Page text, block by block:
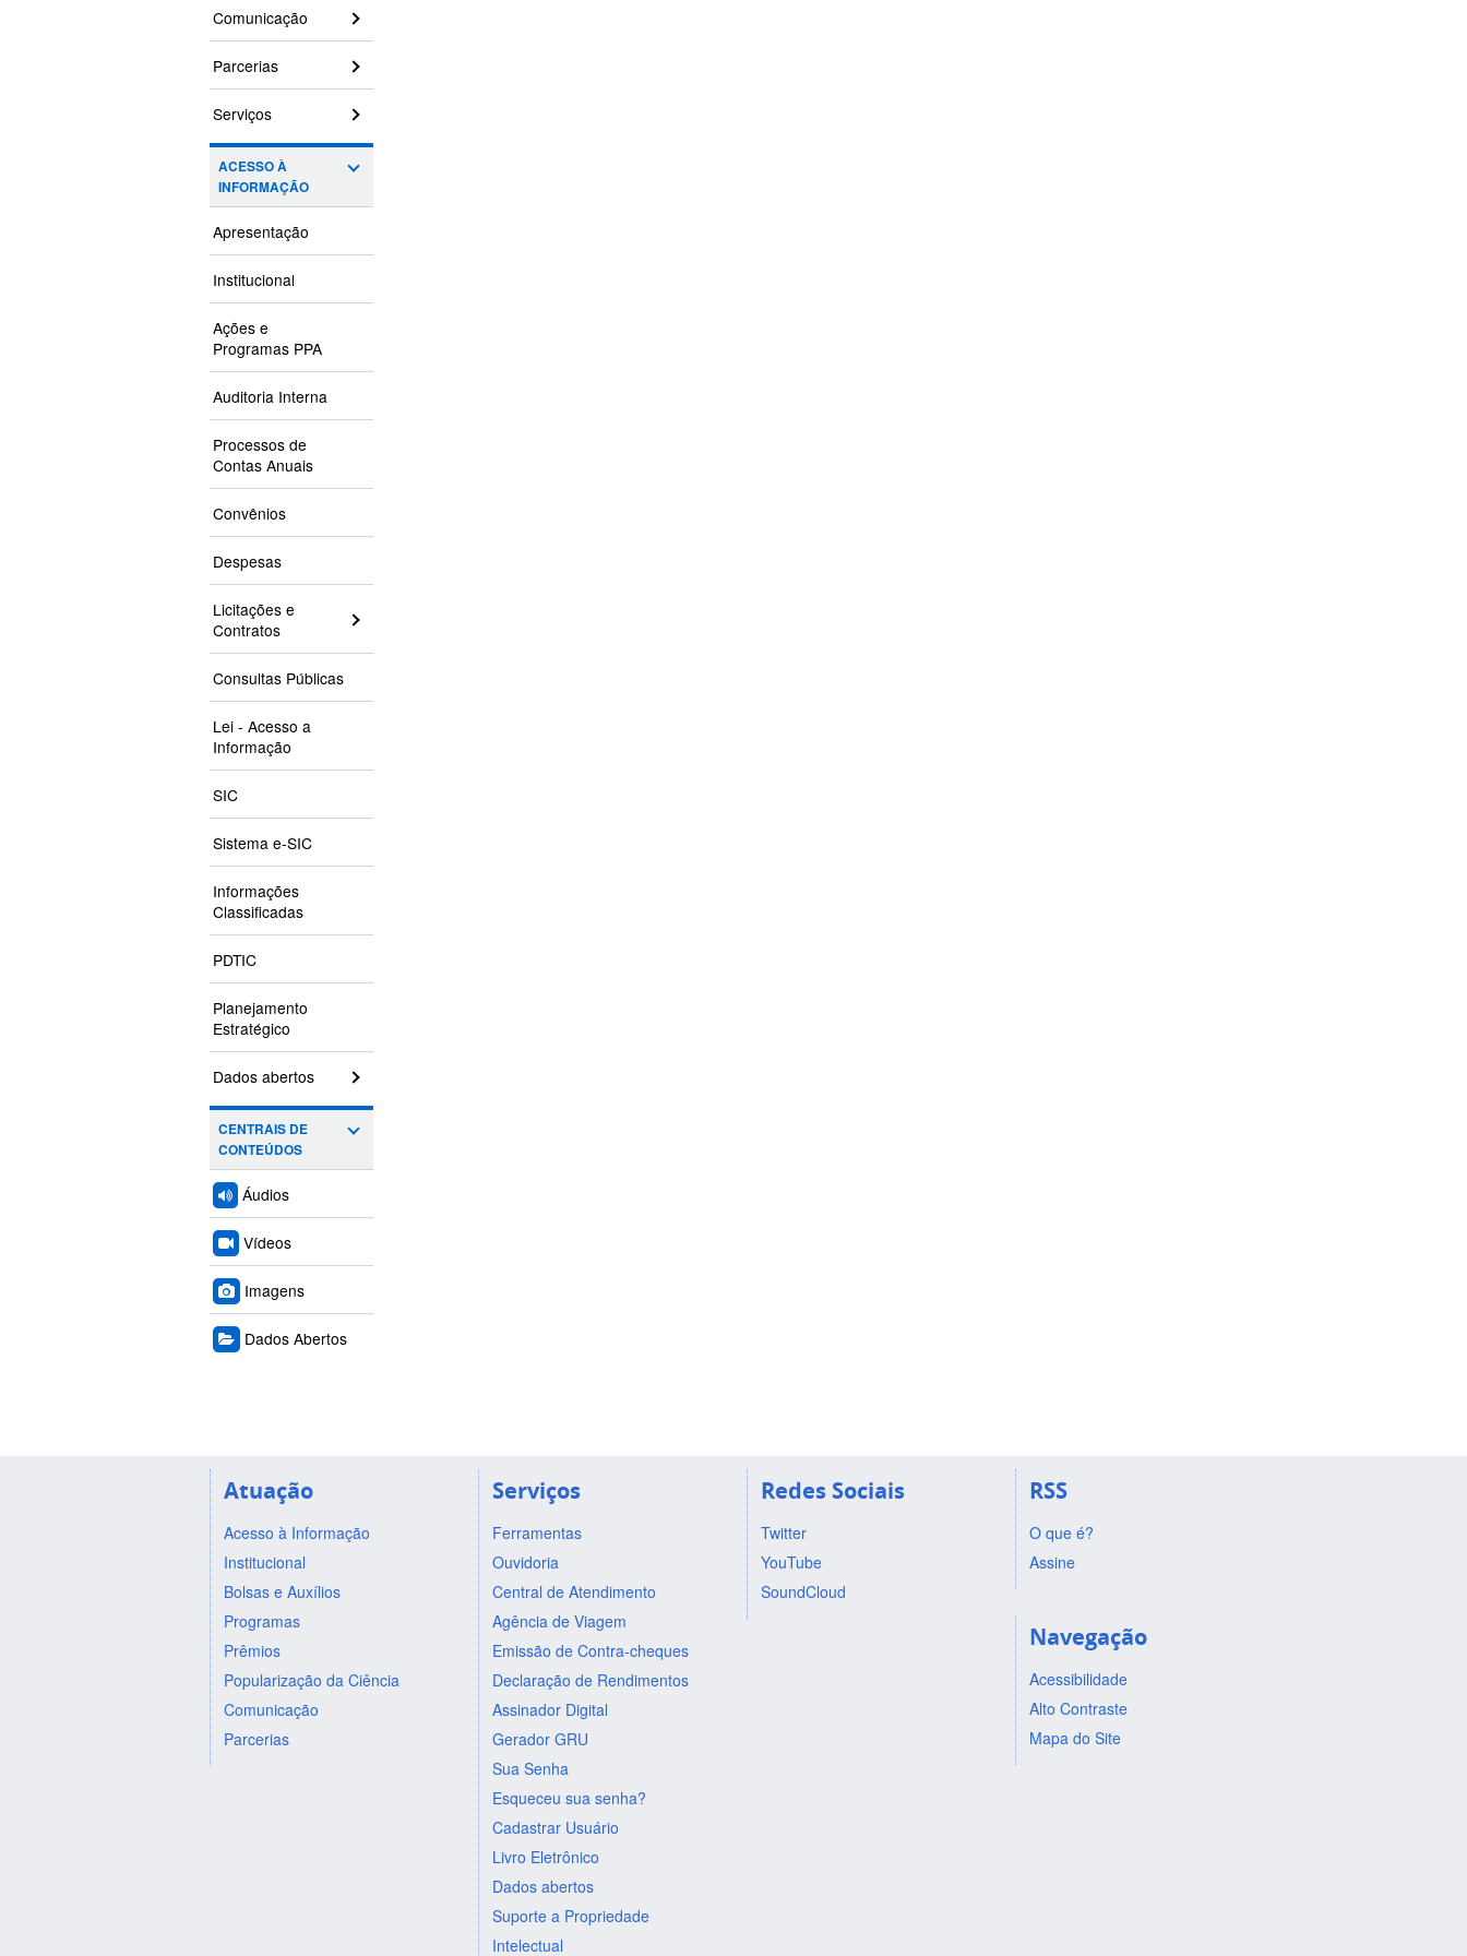
Comunicação
Parcerias
Serviços
ACESSO À
INFORMAÇÃO
Apresentação
Institucional
Ações e
Programas PPA
Auditoria Interna
Processos de
Contas Anuais
Convênios
Despesas
Licitações e
Contratos
Consultas Públicas
Lei - Acesso a
Informação
SIC
Sistema e-SIC
Informações
Classificadas
PDTIC
Planejamento
Estratégico
Dados abertos
CENTRAIS DE
CONTEÚDOS
Áudios
Vídeos
Imagens
Dados Abertos
Atuação
Acesso à Informação
Institucional
Bolsas e Auxílios
Programas
Prêmios
Popularização da Ciência
Comunicação
Parcerias
Serviços
Ferramentas
Ouvidoria
Central de Atendimento
Agência de Viagem
Emissão de Contra-cheques
Declaração de Rendimentos
Assinador Digital
Gerador GRU
Sua Senha
Esqueceu sua senha?
Cadastrar Usuário
Livro Eletrônico
Dados abertos
Suporte a Propriedade
Intelectual
Redes Sociais
Twitter
YouTube
SoundCloud
RSS
O que é?
Assine
Navegação
Acessibilidade
Alto Contraste
Mapa do Site